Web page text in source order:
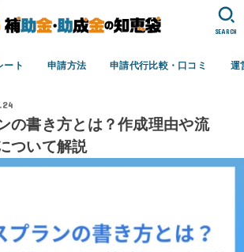
ート 申請方法 申請代行比較・口コミ 運
SEARCH
の書き方とは？作成理由や流
ついて解説